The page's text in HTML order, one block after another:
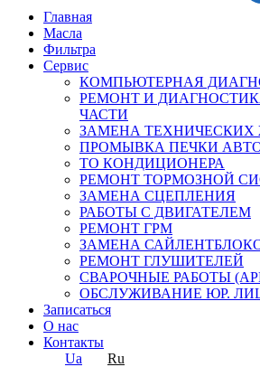
Главная
Масла
Фильтра
Сервис
КОМПЬЮТЕРНАЯ
РЕМОНТ И
ЧАСТИ
ЗАМЕНА ТЕХНИЧЕСКИХ
ПРОМЫВКА ПЕЧКИ
ТО КОНДИЦИОНЕРА
РЕМОНТ ТОРМОЗНОЙ
ЗАМЕНА СЦЕПЛЕНИЯ
РАБОТЫ С ДВИГАТЕЛЕМ
РЕМОНТ ГРМ
ЗАМЕНА
РЕМОНТ ГЛУШИТЕЛЕЙ
СВАРОЧНЫЕ РАБОТЫ
ОБСЛУЖИВАНИЕ ЮР.
Записаться
О нас
Контакты
Ua
Ru